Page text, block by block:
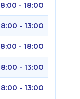
8:00 - 18:00
8:00 - 13:00
8:00 - 18:00
8:00 - 13:00
8:00 - 13:00